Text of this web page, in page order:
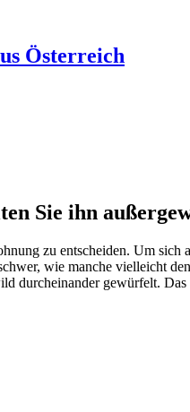
Österreich
Sie ihn
zu entscheiden. Um
wie manche vielleicht
durcheinander gewürfelt.